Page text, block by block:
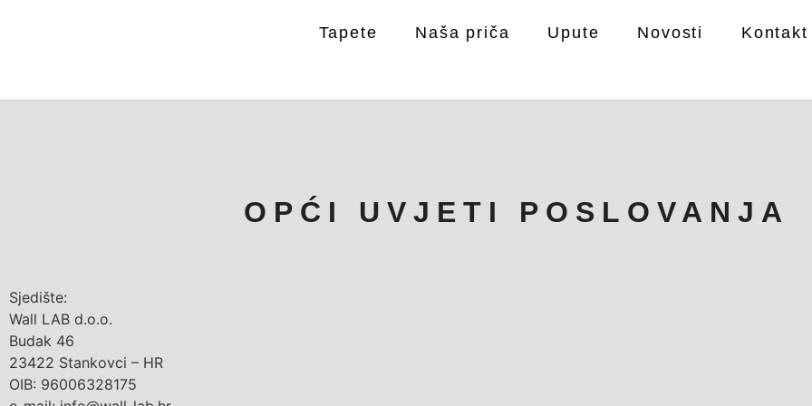
Tapete Naša priča Upute Novosti Kontakt
OPĆI UVJETI POSLOVANJA
Sjedište:
Wall LAB d.o.o.
Budak 46
23422 Stankovci – HR
OIB: 96006328175